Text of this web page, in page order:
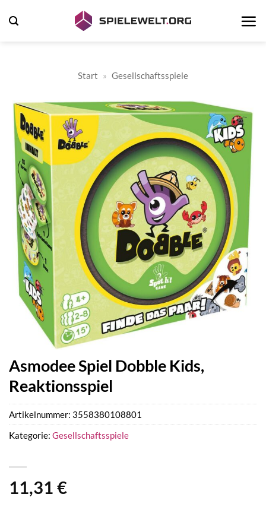
Inhalt
Start » Gesellschaftsspiele
Asmodee Spiel Dobble Kids,
Reaktionsspiel
11,31 €
Artikelnummer: 3558380108801
Kategorie: Gesellschaftsspiele